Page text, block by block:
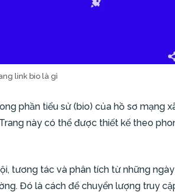
link bio là gì
phần tiểu sử (bio) của hồ sơ mạng
này có thể được thiết kế theo
tương tác và phân tích từ những
Đó là cách để chuyển lượng truy